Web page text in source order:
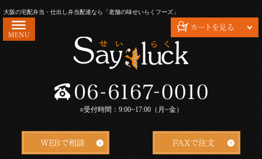
大阪の宅配弁当・仕出し弁当配達なら「老舗の味せいらくフーズ」
○受付時間：9:00~17:00（月~金）
せいらくフーズが選ばれる理由
お問い合わせ